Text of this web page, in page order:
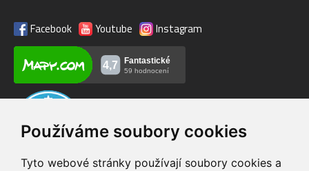
Používáme soubory cookies
Tyto webové stránky používají soubory cookies a
Facebook Youtube Instagram